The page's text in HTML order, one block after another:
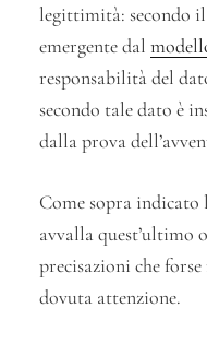
legittimità: secondo
emergente dal
responsabilità del
secondo tale dato è
dalla prova
Come sopra indicato
avvalla quest’ultimo
precisazioni che
dovuta attenzione.